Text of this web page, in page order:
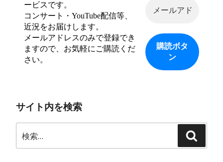
ービスです。
コンサート・YouTube配信等、
近況をお届けします。
メールアドレスのみで登録でき
ますので、お気軽にご購読くだ
さい。
サイト内を検索
索:
索